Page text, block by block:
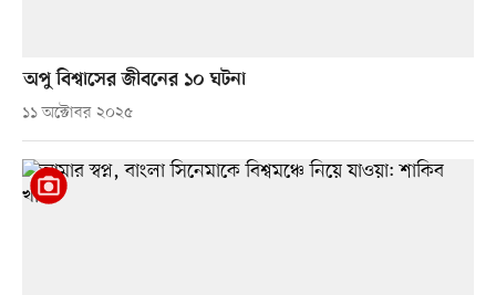
অপু বিশ্বাসের জীবনের ১০ ঘটনা
১১ অক্টোবর ২০২৫